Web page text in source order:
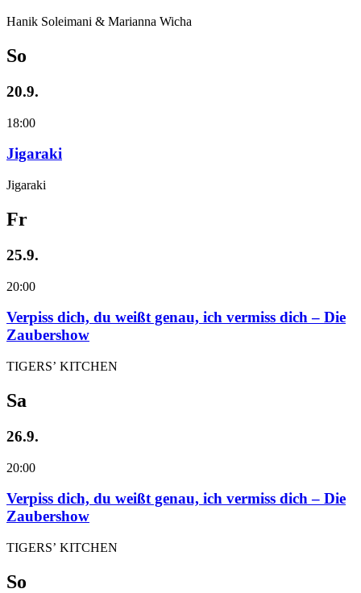
Hanik Soleimani & Marianna Wicha
So
20.9.
18:00
Jigaraki
Jigaraki
Fr
25.9.
20:00
Verpiss dich, du weißt genau, ich vermiss dich – Die
Zaubershow
TIGERS’ KITCHEN
Sa
26.9.
20:00
Verpiss dich, du weißt genau, ich vermiss dich – Die
Zaubershow
TIGERS’ KITCHEN
So